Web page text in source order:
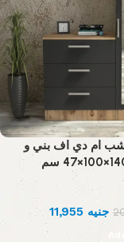
ام دي اف بني و
جنيه